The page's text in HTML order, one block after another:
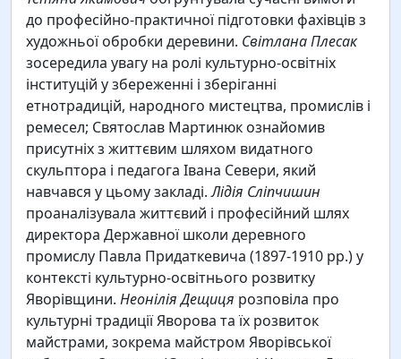
до професійно-практичної підготовки фахівців з
художньої обробки деревини. Світлана Плесак
зосередила увагу на ролі культурно-освітніх
інституцій у збереженні і зберіганні
етнотрадицій, народного мистецтва, промислів і
ремесел; Святослав Мартинюк ознайомив
присутніх з життєвим шляхом видатного
скульптора і педагога Івана Севери, який
навчався у цьому закладі.Лідія Сліпчишин
проаналізувала життєвий і професійний шлях
директора Державної школи деревного
промислу Павла Придаткевича (1897-1910 рр.) у
контексті культурно-освітнього розвитку
Яворівщини. Неонілія Дещиця розповіла про
культурні традиції Яворова та їх розвиток
майстрами, зокрема майстром Яворівської